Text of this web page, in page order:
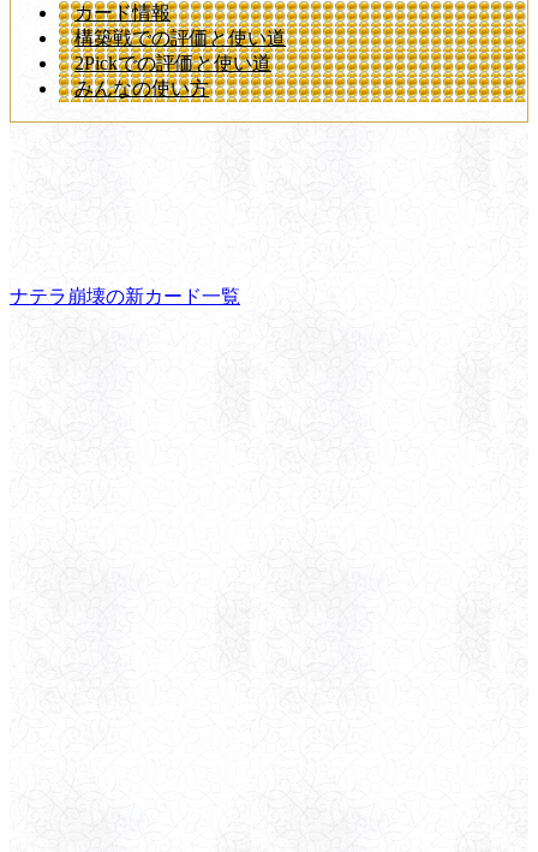
カード情報
構築戦での評価と使い道
2Pickでの評価と使い道
みんなの使い方
ナテラ崩壊の新カード一覧